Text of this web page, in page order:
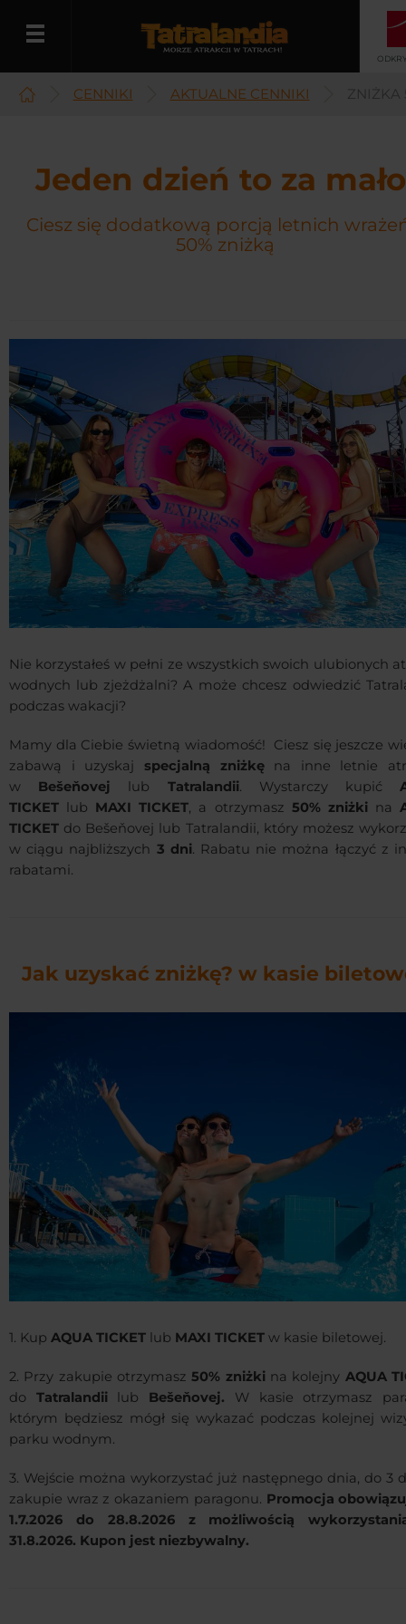
CENNIKI AKTUALNE CENNIKI ZNIŻKA
Jeden dzień to za
Ciesz się dodatkową porcją letnich
50% zniżką
Nie korzystałeś w pełni ze wszystkich swoich ulubionych
wodnych lub zjeżdżalni? A może chcesz odwiedzić
podczas wakacji?
Mamy dla Ciebie świetną wiadomość! Ciesz się jeszcze
zabawą i uzyskaj specjalną zniżkęna inne letnie
w Bešeňovej lub Tatralandii. Wystarczy kupić
TICKET lub MAXI TICKET, a otrzymasz 50% zniżkina
TICKET do Bešeňovej lub Tatralandii, który możesz
w ciągu najbliższych 3 dni. Rabatu nie można łączyć z
rabatami.
Jak uzyskać zniżkę? w kasie
1. Kup AQUA TICKET lub MAXI TICKET w kasie biletowej.
2. Przy zakupie otrzymasz50% zniżkina kolejny AQUA
do Tatralandiilub Bešeňovej. W kasie otrzymasz
którym będziesz mógł się wykazać podczas kolejnej
parku wodnym.
3. Wejście można wykorzystać już następnego dnia, do 3
zakupie wraz z okazaniem paragonu. Promocja
1.7.2026 do 28.8.2026 z możliwością
31.8.2026. Kupon jest niezbywalny.